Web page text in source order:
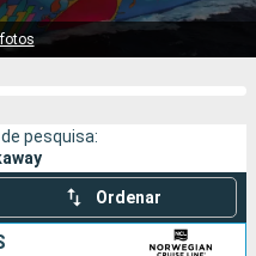
Companhias
pesquisa:
Ordenar